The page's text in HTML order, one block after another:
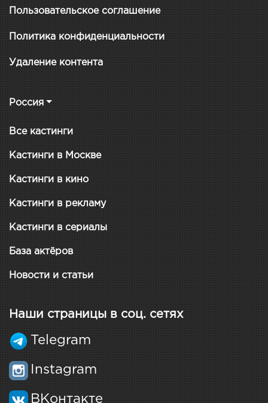
Пользовательское соглашение
Политика конфиденциальности
Удаление контента
Россия
Все кастинги
Кастинги в Москве
Кастинги в кино
Кастинги в рекламу
Кастинги в сериалы
База актёров
Новости и статьи
Наши страницы в соц. сетях
Telegram
Instagram
ВКонтакте